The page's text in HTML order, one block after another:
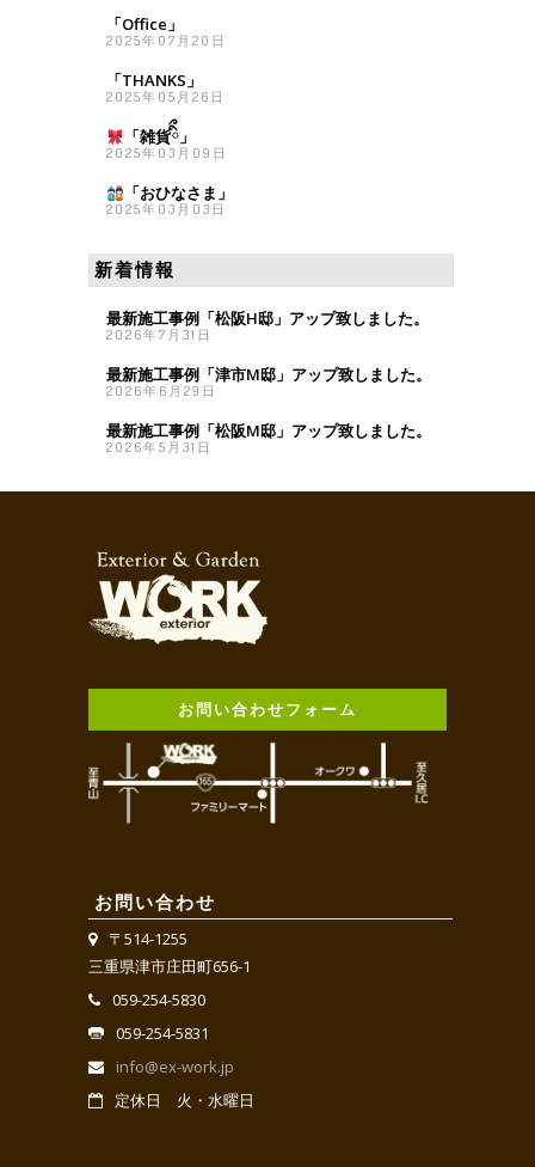
「Office」
2025年07月20日
「THANKS」
2025年05月26日
「雑貨ིྀ」
2025年03月09日
「おひなさま 」
2025年03月03日
新着情報
最新施工事例「松阪H邸」アップ致しました。
2026年7月31日
最新施工事例「津市M邸」アップ致しました。
2026年6月29日
最新施工事例「松阪M邸」アップ致しました。
2026年5月31日
お問い合わせフォーム
お問い合わせ
〒514-1255
三重県津市庄田町656-1
059-254-5830
059-254-5831
info@ex-work.jp
定休日 火・水曜日